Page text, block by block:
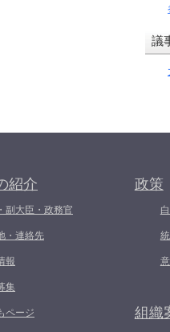
議
紹介
副大臣・政務官
・連絡先
報
集
ページ
政策
組織